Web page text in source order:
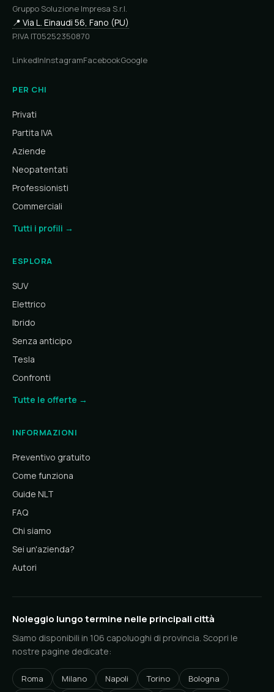
Gruppo Soluzione Impresa S.r.l.
📍 Via L. Einaudi 56, Fano (PU)
P.IVA IT05252350870
LinkedInInstagramFacebookGoogle
PER CHI
Privati
Partita IVA
Aziende
Neopatentati
Professionisti
Commerciali
Tutti i profili →
ESPLORA
SUV
Elettrico
Ibrido
Senza anticipo
Tesla
Confronti
Tutte le offerte →
INFORMAZIONI
Preventivo gratuito
Come funziona
Guide NLT
FAQ
Chi siamo
Sei un'azienda?
Autori
Noleggio lungo termine nelle principali città
Siamo disponibili in 106 capoluoghi di provincia. Scopri le
nostre pagine dedicate:
Roma Milano Napoli Torino Bologna